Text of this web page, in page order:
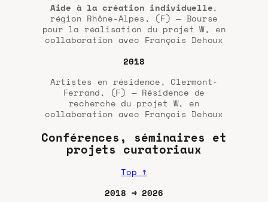
Aide à la création individuelle,
région Rhône-Alpes, (F) — Bourse
pour la réalisation du projet W, en
collaboration avec François Dehoux
2018
Artistes en résidence, Clermont-
Ferrand, (F) — Résidence de
recherche du projet W, en
collaboration avec François Dehoux
Conférences, séminaires et
projets curatoriaux
Top ↑
2018 → 2026